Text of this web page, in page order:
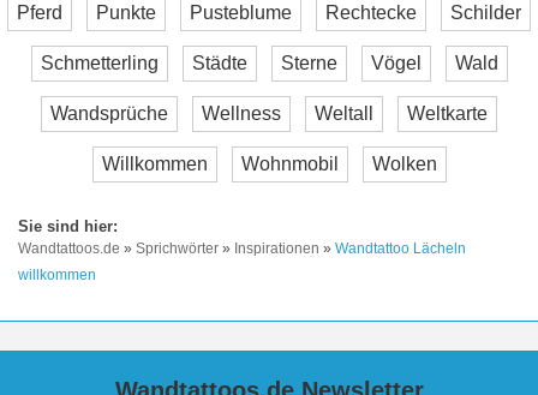
Pferd Punkte Pusteblume Rechtecke Schilder
Schmetterling Städte Sterne Vögel Wald
Wandsprüche Wellness Weltall Weltkarte
Willkommen Wohnmobil Wolken
Wandtattoos.de » Sprichwörter » Inspirationen » Wandtattoo Lächeln
willkommen
Wandtattoos.de Newsletter